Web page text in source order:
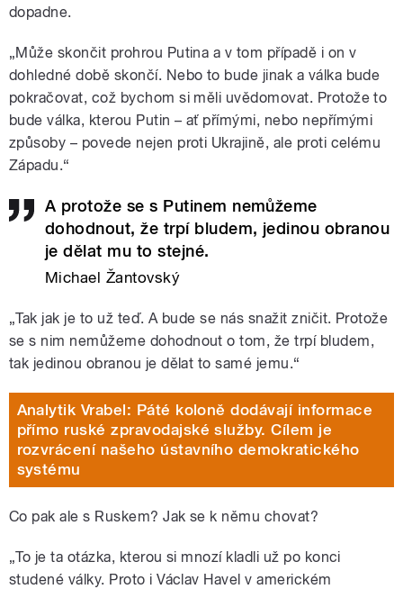
dopadne.
„Může skončit prohrou Putina a v tom případě i on v
dohledné době skončí. Nebo to bude jinak a válka bude
pokračovat, což bychom si měli uvědomovat. Protože to
bude válka, kterou Putin – ať přímými, nebo nepřímými
způsoby – povede nejen proti Ukrajině, ale proti celému
Západu.“
A protože se s Putinem nemůžeme
dohodnout, že trpí bludem, jedinou obranou
je dělat mu to stejné.
Michael Žantovský
„Tak jak je to už teď. A bude se nás snažit zničit. Protože
se s nim nemůžeme dohodnout o tom, že trpí bludem,
tak jedinou obranou je dělat to samé jemu.“
Analytik Vrabel: Páté koloně dodávají informace
přímo ruské zpravodajské služby. Cílem je
rozvrácení našeho ústavního demokratického
systému
Co pak ale s Ruskem? Jak se k němu chovat?
„To je ta otázka, kterou si mnozí kladli už po konci
studené války. Proto i Václav Havel v americkém